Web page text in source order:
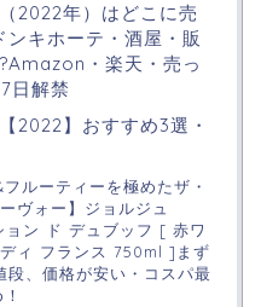
2022年）はどこに売
ンキホーテ・酒屋・販
・楽天・売っ
日解禁
2022】おすすめ3選・
フルーティーを極めたザ・
ヴォー】ジョルジュ
ン ド デュブッフ [ 赤ワ
ィ フランス 750ml ]まず
段、価格が安い・コスパ最